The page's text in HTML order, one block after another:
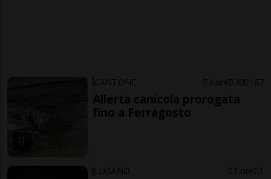
CANTONE 3 ore 20 167
Allerta canicola prorogata
fino a Ferragosto
LUGANO 3 ore 1